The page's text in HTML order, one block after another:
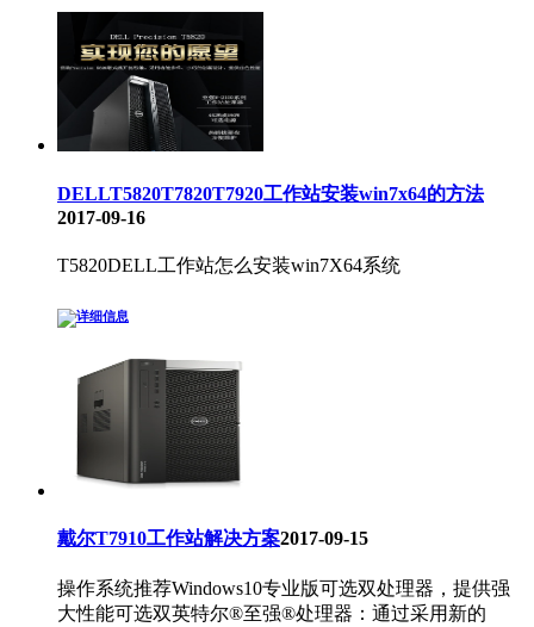
DELLT5820T7820T7920工作站安装win7x64的方法
2017-09-16
T5820DELL工作站怎么安装win7X64系统
戴尔T7910工作站解决方案2017-09-15
操作系统推荐Windows10专业版可选双处理器，提供强
大性能可选双英特尔®至强®处理器：通过采用新的